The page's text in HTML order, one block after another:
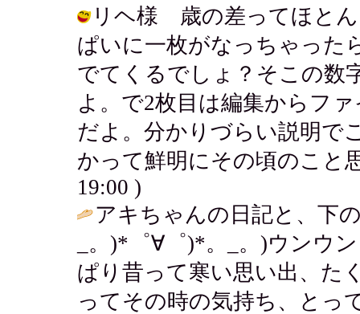
リヘ様 歳の差ってほとん
ぱいに一枚がなっちゃった
でてくるでしょ？そこの数
よ。で2枚目は編集からフ
だよ。分かりづらい説明で
かって鮮明にその頃のこと
19:00 )
アキちゃんの日記と、下
_。)*゜∀゜)*。_。)ウンウ
ぱり昔って寒い思い出、た
ってその時の気持ち、とっ